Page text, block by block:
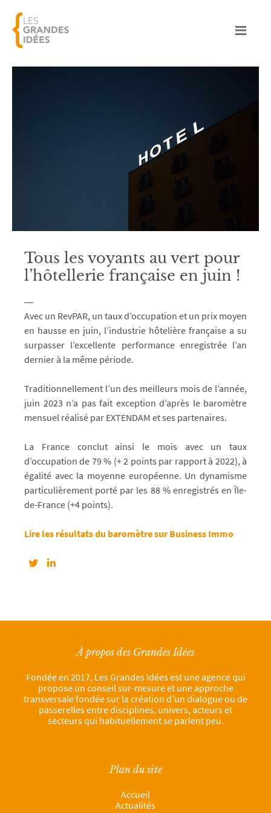
Tous les voyants au vert pour
l’hôtellerie française en juin !
Avec un RevPAR, un taux d’occupation et un prix moyen
en hausse en juin, l’industrie hôtelière française a su
surpasser l’excellente performance enregistrée l’an
dernier à la même période.
Traditionnellement l’un des meilleurs mois de l’année,
juin 2023 n’a pas fait exception d’après le baromètre
mensuel réalisé par EXTENDAM et ses partenaires.
La France conclut ainsi le mois avec un taux
d’occupation de 79 % (+ 2 points par rapport à 2022), à
égalité avec la moyenne européenne. Un dynamisme
particulièrement porté par les 88 % enregistrés en Île-
de-France (+4 points).
Lire les résultats du baromètre sur Business Immo
À propos des Grandes Idées
Fondée en 2017, Les Grandes Idées est une agence qui
propose un conseil sur-mesure et une approche
transversale fondée sur la création d’un dialogue ou de
passerelles entre disciplines, univers, acteurs et
secteurs qui habituellement se parlent peu.
Plan du site
Accueil
Actualités